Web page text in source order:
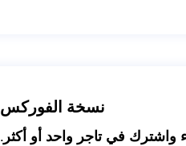
نسخة الفوركس
واشترك في تاجر واحد أو أكثر.